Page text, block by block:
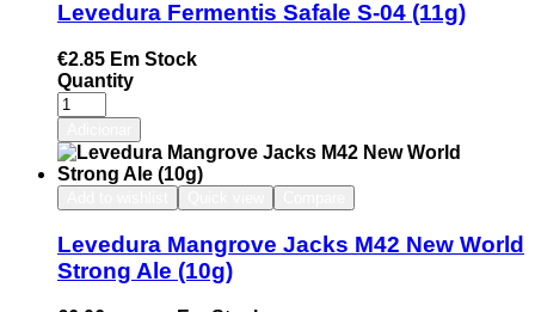
Levedura Fermentis Safale S-04 (11g)
€2.85 Em Stock
Quantity
Levedura Mangrove Jacks M42 New World
Strong Ale (10g)